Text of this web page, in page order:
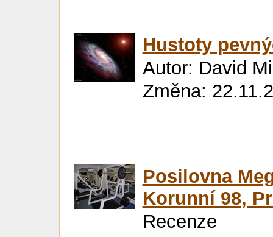
Hustoty
Autor: David
Změna:
Posilovna
Korunní 98,
Recenze